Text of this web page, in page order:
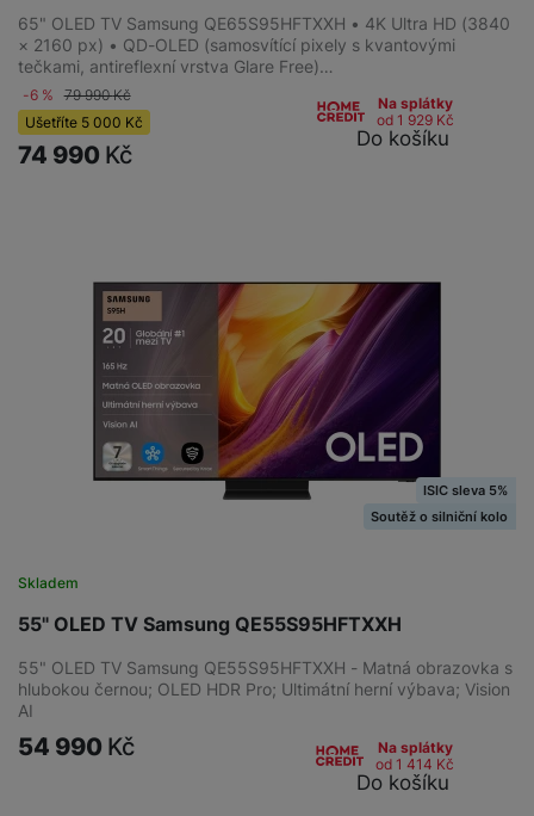
65" OLED TV Samsung QE65S95HFTXXH • 4K Ultra HD (3840
× 2160 px) • QD-OLED (samosvítící pixely s kvantovými
tečkami, antireflexní vrstva Glare Free)…
-6 % 79 990Kč
Ušetříte 5 000 Kč
74 990 Kč
Na splátky
od 1 929 Kč
Do košíku
55" OLED TV Samsung QE55S95HFTXXH
Skladem
ISIC sleva 5%
Soutěž o silniční kolo
55" OLED TV Samsung QE55S95HFTXXH - Matná obrazovka s
hlubokou černou; OLED HDR Pro; Ultimátní herní výbava; Vision
AI
54 990 Kč
Na splátky
od 1 414 Kč
Do košíku